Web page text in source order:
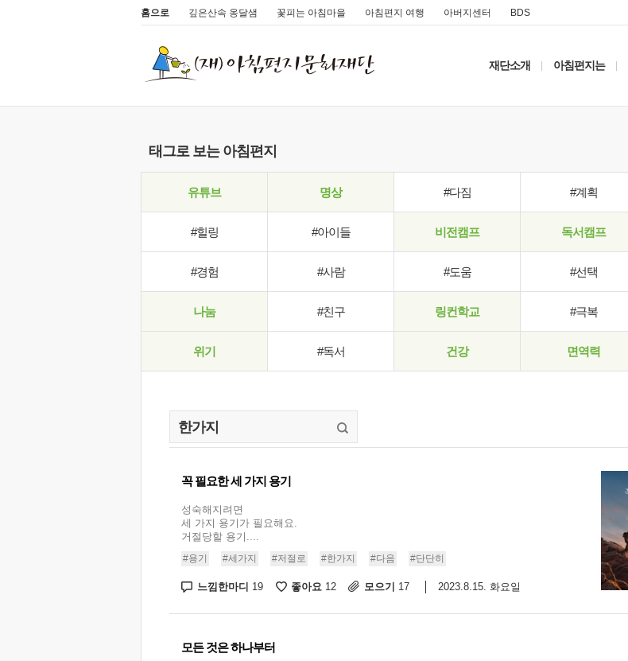
홈으로 깊은산속 옹달샘 꽃피는 아침마을 아침편지 여행 아버지센터 BDS
재단소개 아침편지는
태그로 보는 아침편지
유튜브 명상 #다짐 #계획
#힐링 #아이들 비전캠프 독서캠프
#경험 #사람 #도움 #선택
나눔 #친구 링컨학교 #극복
위기 #독서 건강 면역력
꼭 필요한 세 가지 용기
성숙해지려면
세 가지 용기가 필요해요.
거절당할 용기....
#용기 #세가지 #저절로 #한가지 #다음 #단단히
느낌한마디 19 좋아요 12 모으기 17 2023.8.15. 화요일
모든 것은 하나부터